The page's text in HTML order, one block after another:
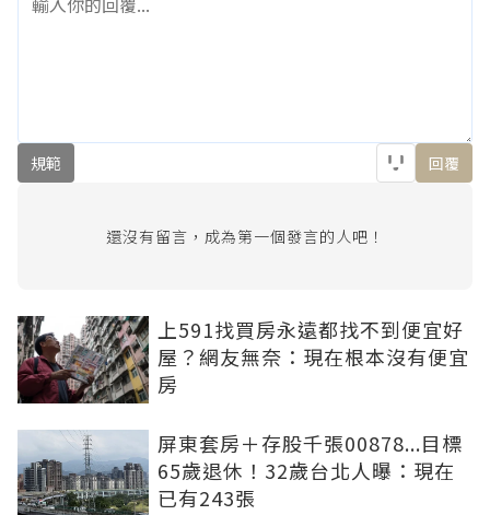
規範 回覆
還沒有留言，成為第一個發言的人吧！
上591找買房永遠都找不到便宜好
屋？網友無奈：現在根本沒有便宜
房
屏東套房＋存股千張00878...目標
65歲退休！32歲台北人曝：現在
已有243張